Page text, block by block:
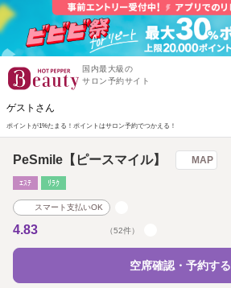
国内最大級の
サロン予約サイト
ゲストさん
ポイントが1%たまる！ ポイントはサロン予約でつかえる！
PeSmile【ピースマイル】 MAP
ｴｽﾃ ﾘﾗｸ
スマート支払いOK
4.83 （52件）
空席確認・予約する